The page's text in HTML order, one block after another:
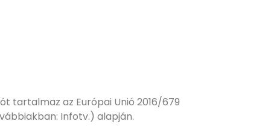
tartalmaz az Európai Unió 2016/679
Infotv.) alapján.